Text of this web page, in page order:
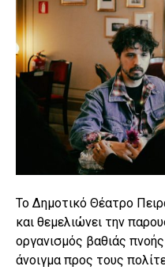
Το Δημοτικό Θέατρο
και θεμελιώνει την
οργανισμός βαθιάς
άνοιγμα προς τους